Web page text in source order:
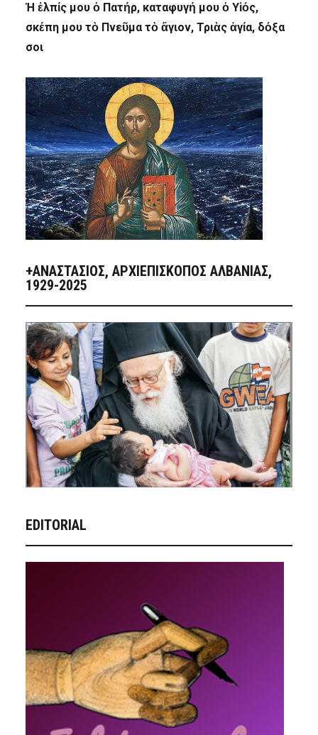
Ἡ ἐλπίς μου ὁ Πατήρ, καταφυγή μου ὁ Υἱός,
σκέπη μου τὸ Πνεῦμα τὸ ἅγιον, Τριὰς ἁγία, δόξα
σοι
+ΑΝΑΣΤΆΣΙΟΣ, ΑΡΧΙΕΠΊΣΚΟΠΟΣ ΑΛΒΑΝΊΑΣ,
1929-2025
EDITORIAL